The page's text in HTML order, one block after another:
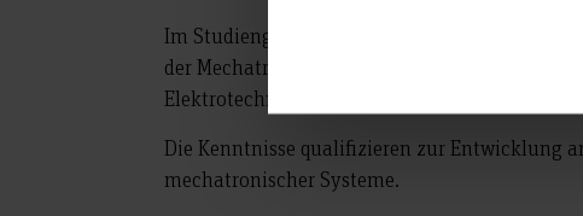
Im Studiengang Mechatronik wird ein
der Mechatronik, insbesondere in den
Elektrotechnik, Automatisierungstechnik und
Die Kenntnisse qualifizieren zur Entwicklung
mechatronischer Systeme.